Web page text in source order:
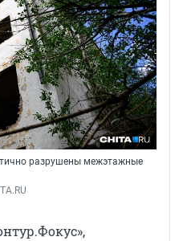
разрушены межэтажные